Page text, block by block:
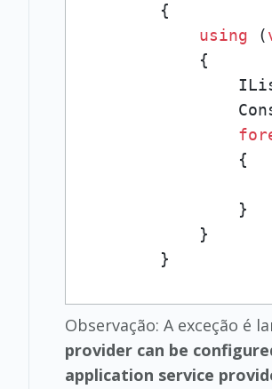
        {
using (
            {
                {
                }
            }
        }
Observação: A exceção é
provider can be
application service